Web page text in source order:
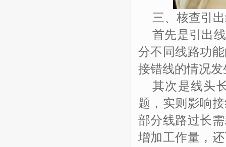
三、核查引
首先是引出
分不同线路功
接错线的情况发
其次是线头
题，实则影响
部分线路过长
增加工作量，